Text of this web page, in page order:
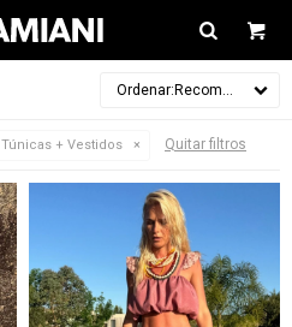
Recomendados
Túnicas + Vestidos Quitar filtros